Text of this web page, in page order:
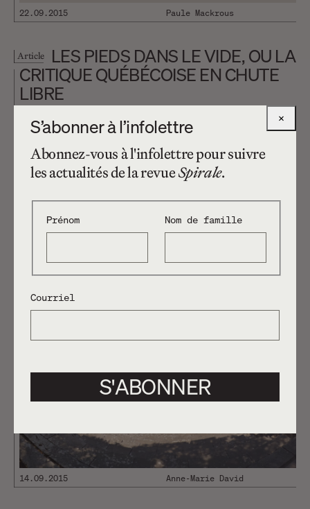
22.09.2015 Paule Mackrous
Article
LES PIEDS DANS LE VIDE, OU LA
CRITIQUE QUÉBÉCOISE EN CHUTE
LIBRE
LA GRÈCE ENCHAÎNÉE
14.09.2015 Anne-Marie David
×
S’abonner à l’infolettre
Abonnez-vous à l'infolettre pour suivre
les actualités de la revueSpirale.
Prénom Nom de famille
Courriel
S'ABONNER